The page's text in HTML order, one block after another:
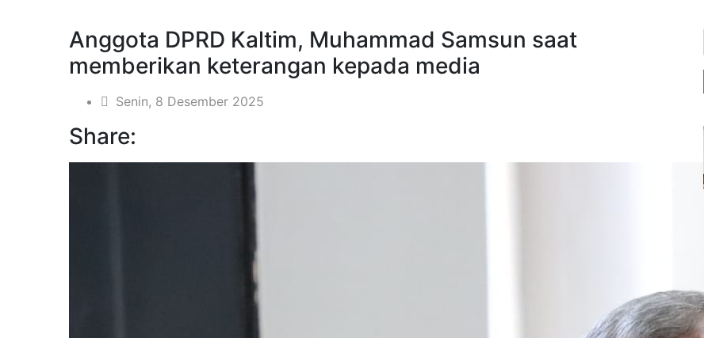
Anggota DPRD Kaltim, Muhammad Samsun saat
memberikan keterangan kepada media
Senin, 8 Desember 2025
Share: